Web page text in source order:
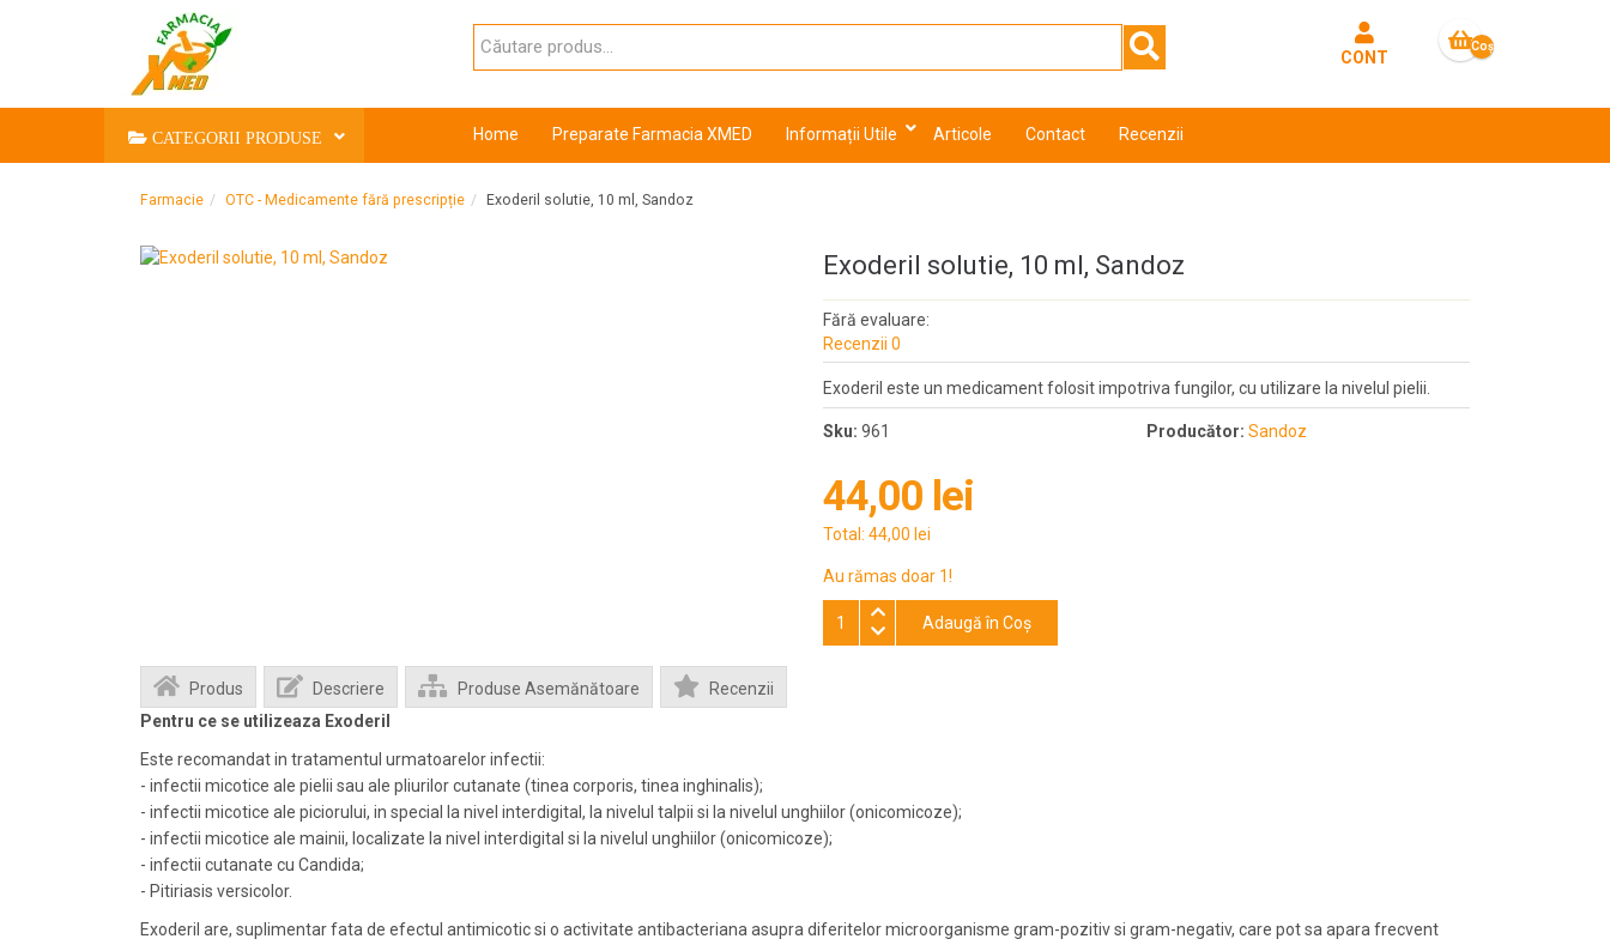
CONT
Coş
CATEGORII PRODUSE Home Preparate Farmacia XMED Informații Utile Articole Contact Recenzii
Farmacie OTC - Medicamente fără prescripție Exoderil solutie, 10 ml, Sandoz
Exoderil solutie, 10 ml, Sandoz
Fără evaluare:
Recenzii 0
Exoderil este un medicament folosit impotriva fungilor, cu utilizare la nivelul pielii.
Sku: 961 Producător: Sandoz
44,00 lei
Total: 44,00 lei
Au rămas doar 1!
Adaugă în Coş
Produs Descriere Produse Asemănătoare
Recenzii
Pentru ce se utilizeaza Exoderil
Este recomandat in tratamentul urmatoarelor infectii:
- infectii micotice ale pielii sau ale pliurilor cutanate (tinea corporis, tinea inghinalis);
- infectii micotice ale piciorului, in special la nivel interdigital, la nivelul talpii si la nivelul unghiilor (onicomicoze);
- infectii micotice ale mainii, localizate la nivel interdigital si la nivelul unghiilor (onicomicoze);
- infectii cutanate cu Candida;
- Pitiriasis versicolor.
Exoderil are, suplimentar fata de efectul antimicotic si o activitate antibacteriana asupra diferitelor microorganisme gram-pozitiv si gram-negativ, care pot sa apara frecvent